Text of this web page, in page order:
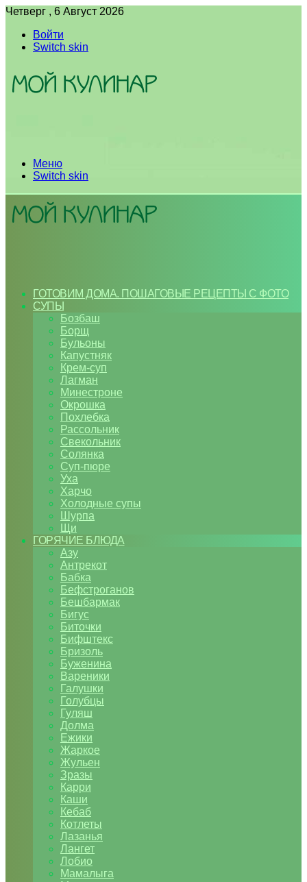
Четверг , 6 Август 2026
Войти
Switch skin
Меню
Switch skin
ГОТОВИМ ДОМА. ПОШАГОВЫЕ РЕЦЕПТЫ С ФОТО
СУПЫ
Бозбаш
Борщ
Бульоны
Капустняк
Крем-суп
Лагман
Минестроне
Окрошка
Похлебка
Рассольник
Свекольник
Солянка
Суп-пюре
Уха
Харчо
Холодные супы
Шурпа
Щи
ГОРЯЧИЕ БЛЮДА
Азу
Антрекот
Бабка
Бефстроганов
Бешбармак
Бигус
Биточки
Бифштекс
Бризоль
Буженина
Вареники
Галушки
Голубцы
Гуляш
Долма
Ежики
Жаркое
Жульен
Зразы
Карри
Каши
Кебаб
Котлеты
Лазанья
Лангет
Лобио
Мамалыга